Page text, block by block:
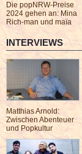
Die popNRW-Preise
2024 gehen an: Mina
Rich-man und maïa
INTERVIEWS
Matthias Arnold:
Zwischen Abenteuer
und Popkultur